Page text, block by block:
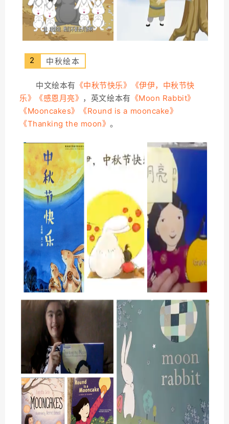
2 中秋绘本
中文绘本有 《中秋节快乐》《伊伊，中秋节快
乐》《感恩月亮》 ，英文绘本有 《Moon Rabbit》
《Mooncakes》《Round is a mooncake》
《Thanking the moon》。